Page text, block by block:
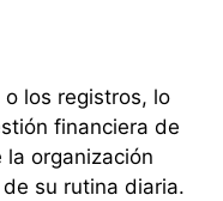
los registros, lo
financiera de
la organización
su rutina diaria.